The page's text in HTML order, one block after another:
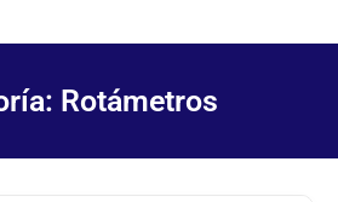
Rotámetros